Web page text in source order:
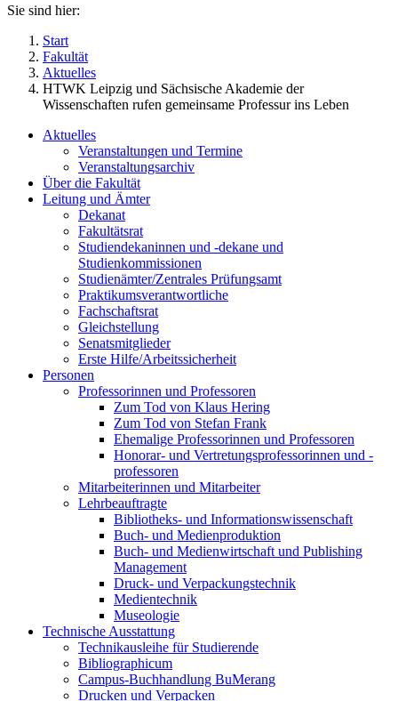
Sie sind hier:
Start
Fakultät
Aktuelles
HTWK Leipzig und Sächsische Akademie der
Wissenschaften rufen gemeinsame Professur ins Leben
Aktuelles
Veranstaltungen und Termine
Veranstaltungsarchiv
Über die Fakultät
Leitung und Ämter
Dekanat
Fakultätsrat
Studiendekaninnen und -dekane und
Studienkommissionen
Studienämter/Zentrales Prüfungsamt
Praktikumsverantwortliche
Fachschaftsrat
Gleichstellung
Senatsmitglieder
Erste Hilfe/Arbeitssicherheit
Personen
Professorinnen und Professoren
Zum Tod von Klaus Hering
Zum Tod von Stefan Frank
Ehemalige Professorinnen und Professoren
Honorar- und Vertretungsprofessorinnen und -
professoren
Mitarbeiterinnen und Mitarbeiter
Lehrbeauftragte
Bibliotheks- und Informationswissenschaft
Buch- und Medienproduktion
Buch- und Medienwirtschaft und Publishing
Management
Druck- und Verpackungstechnik
Medientechnik
Museologie
Technische Ausstattung
Technikausleihe für Studierende
Bibliographicum
Campus-Buchhandlung BuMerang
Drucken und Verpacken